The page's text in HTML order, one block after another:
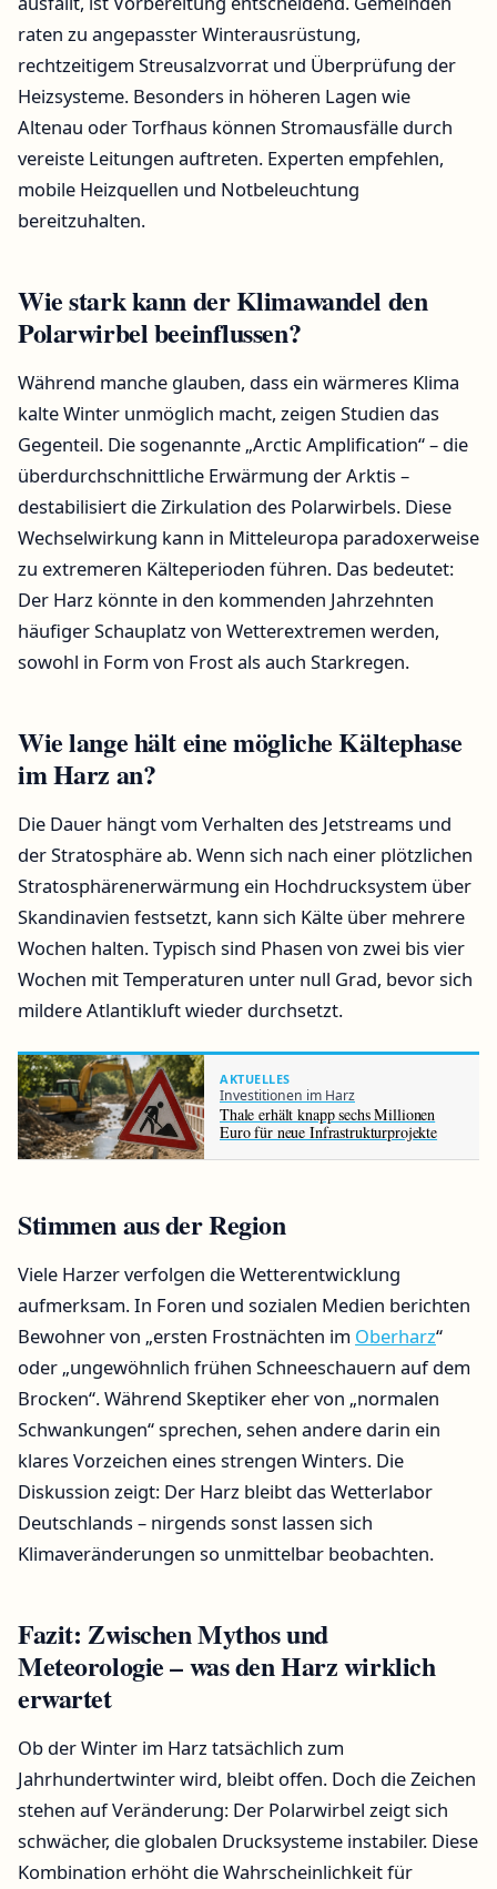
raten zu angepasster Winterausrüstung,
rechtzeitigem Streusalzvorrat und Überprüfung der
Heizsysteme. Besonders in höheren Lagen wie
Altenau oder Torfhaus können Stromausfälle durch
vereiste Leitungen auftreten. Experten empfehlen,
mobile Heizquellen und Notbeleuchtung
bereitzuhalten.
Wie stark kann der Klimawandel den
Polarwirbel beeinflussen?
Während manche glauben, dass ein wärmeres Klima
kalte Winter unmöglich macht, zeigen Studien das
Gegenteil. Die sogenannte „Arctic Amplification“ – die
überdurchschnittliche Erwärmung der Arktis –
destabilisiert die Zirkulation des Polarwirbels. Diese
Wechselwirkung kann in Mitteleuropa paradoxerweise
zu extremeren Kälteperioden führen. Das bedeutet:
Der Harz könnte in den kommenden Jahrzehnten
häufiger Schauplatz von Wetterextremen werden,
sowohl in Form von Frost als auch Starkregen.
Wie lange hält eine mögliche Kältephase
im Harz an?
Die Dauer hängt vom Verhalten des Jetstreams und
der Stratosphäre ab. Wenn sich nach einer plötzlichen
Stratosphärenerwärmung ein Hochdrucksystem über
Skandinavien festsetzt, kann sich Kälte über mehrere
Wochen halten. Typisch sind Phasen von zwei bis vier
Wochen mit Temperaturen unter null Grad, bevor sich
mildere Atlantikluft wieder durchsetzt.
AKTUELLES
Investitionen im Harz
Thale erhält knapp sechs Millionen
Euro für neue Infrastrukturprojekte
Stimmen aus der Region
Viele Harzer verfolgen die Wetterentwicklung
aufmerksam. In Foren und sozialen Medien berichten
Bewohner von „ersten Frostnächten im Oberharz“
oder „ungewöhnlich frühen Schneeschauern auf dem
Brocken“. Während Skeptiker eher von „normalen
Schwankungen“ sprechen, sehen andere darin ein
klares Vorzeichen eines strengen Winters. Die
Diskussion zeigt: Der Harz bleibt das Wetterlabor
Deutschlands – nirgends sonst lassen sich
Klimaveränderungen so unmittelbar beobachten.
Fazit: Zwischen Mythos und
Meteorologie – was den Harz wirklich
erwartet
Ob der Winter im Harz tatsächlich zum
Jahrhundertwinter wird, bleibt offen. Doch die Zeichen
stehen auf Veränderung: Der Polarwirbel zeigt sich
schwächer, die globalen Drucksysteme instabiler. Diese
Kombination erhöht die Wahrscheinlichkeit für